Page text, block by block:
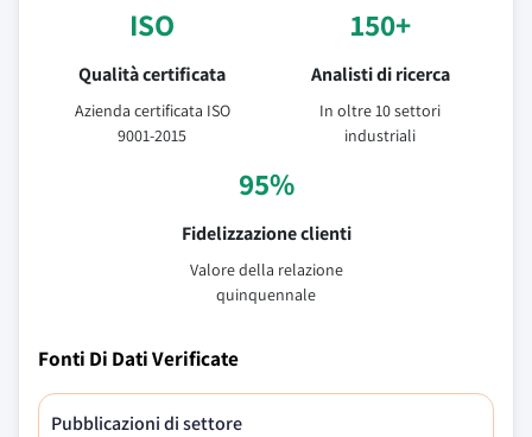
ISO
Qualità certificata
Azienda certificata ISO
9001-2015
150+
Analisti di ricerca
In oltre 10 settori
industriali
95%
Fidelizzazione clienti
Valore della relazione
quinquennale
Fonti Di Dati Verificate
Pubblicazioni di settore